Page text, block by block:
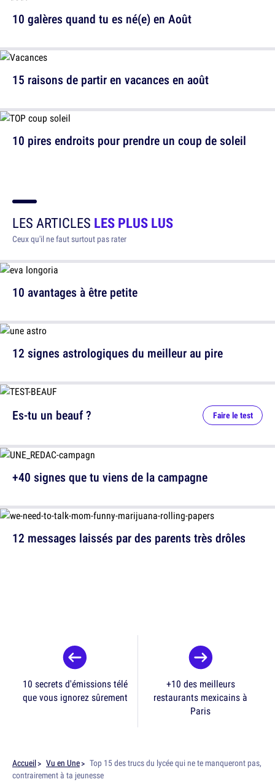
15 raisons de partir en vacances en août
10 galères quand tu es né(e) en Août
10 pires endroits pour prendre un coup de soleil
LES ARTICLES LES PLUS LUS
Ceux qu'il ne faut surtout pas rater
10 avantages à être petite
12 signes astrologiques du meilleur au pire
12 messages laissés par des parents très drôles
Es-tu un beauf ? Faire le test
+40 signes que tu viens de la campagne
10 secrets d'émissions télé
que vous ignorez sûrement
+10 des meilleurs
restaurants mexicains à
Paris
Accueil Vu en Une
Top 15 des trucs du lycée qui ne te manqueront pas,
contrairement à ta jeunesse